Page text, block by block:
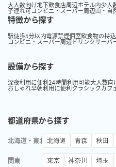
大人数向け地下飲食店周辺ホテル内少人
子連れ可コンビニ・スーパー周辺山・自
特徴から探す
駅徒歩5分以内電源禁煙個室飲食物の持
コンビニ・スーパー周辺ドリンクサーバ
設備から探す
深夜利用に便利24時間利用可能大人数向
おしゃれ早朝利用に便利クラシックカフ
都道府県から探す
北海道・東北 北海道 青森 秋田
関東 東京 神奈川 埼玉